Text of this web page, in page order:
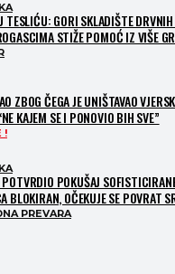
TESLIĆU: GORI SKLADIŠTE
STIŽE POMOĆ IZ VIŠE
ZBOG ČEGA JE UNIŠTAVAO
KAJEM SE I PONOVIO BIH SVE”
!
POKUŠAJ
BLOKIRAN, OČEKUJE SE POVRAT
PREVARA